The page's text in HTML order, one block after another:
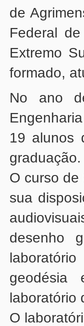
formado,
graduação.
laboratório